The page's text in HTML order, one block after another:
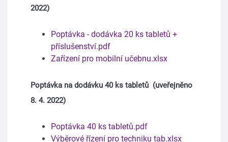
2022)
Poptávka - dodávka 20 ks tabletů +
příslušenství.pdf
Zařízení pro mobilní učebnu.xlsx
Poptávka na dodávku 40 ks tabletů (uveřejněno
8. 4. 2022)
Poptávka 40 ks tabletů.pdf
Výběrové řízení pro techniku tab.xlsx